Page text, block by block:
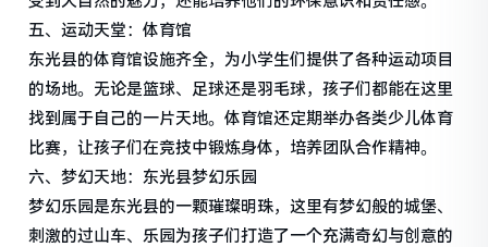
五、运动天堂：体育馆
东光县的体育馆设施齐全，为小学生们提供了各种运动项目
的场地。无论是篮球、足球还是羽毛球，孩子们都能在这里
找到属于自己的一片天地。体育馆还定期举办各类少儿体育
比赛，让孩子们在竞技中锻炼身体，培养团队合作精神。
六、梦幻天地：东光县梦幻乐园
梦幻乐园是东光县的一颗璀璨明珠，这里有梦幻般的城堡、
刺激的过山车、乐园为孩子们打造了一个充满奇幻与创意的